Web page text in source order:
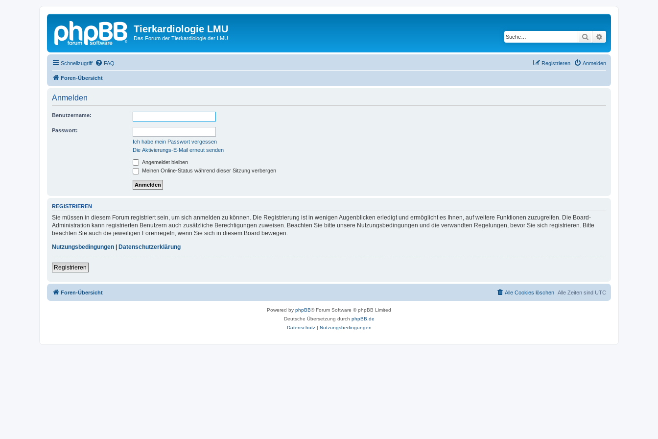
Tierkardiologie LMU
Das Forum der Tierkardiologie der LMU Suche
Schnellzugriff FAQ Anmelden
Registrieren
Foren-Übersicht
Anmelden
Benutzername:
Passwort:
Ich habe mein Passwort vergessen
Die Aktivierungs-E-Mail erneut senden
Angemeldet bleiben
Meinen Online-Status während dieser Sitzung verbergen
REGISTRIEREN
Sie müssen in diesem Forum registriert sein, um sich anmelden zu können. Die Registrierung ist in wenigen Augenblicken erledigt und ermöglicht es Ihnen, auf weitere Funktionen zuzugreifen. Die Board-
Administration kann registrierten Benutzern auch zusätzliche Berechtigungen zuweisen. Beachten Sie bitte unsere Nutzungsbedingungen und die verwandten Regelungen, bevor Sie sich registrieren. Bitte
beachten Sie auch die jeweiligen Forenregeln, wenn Sie sich in diesem Board bewegen.
Nutzungsbedingungen
Datenschutzerklärung
Registrieren
Foren-Übersicht Alle Zeiten sind UTC
Alle Cookies löschen
Powered by phpBB® Forum Software © phpBB Limited
Deutsche Übersetzung durch phpBB.de
Datenschutz| Nutzungsbedingungen